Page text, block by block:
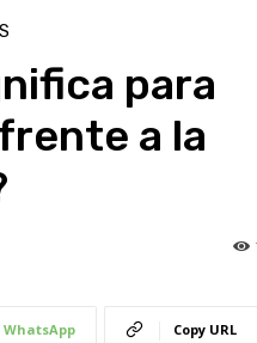
para
a la
WhatsApp Copy URL